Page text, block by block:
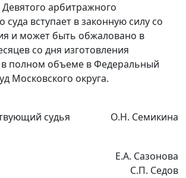
арбитражного
суда вступает в законную силу со
и может быть обжаловано в
со дня изготовления
в полном объеме в Федеральный
Московского округа.
судья О.Н. Семикина
Е.А. Сазонова
С.П. Седов